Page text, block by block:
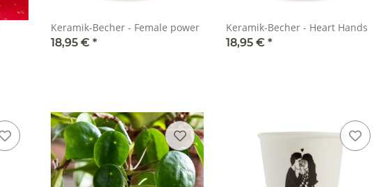
Keramik-Becher - Female power
18,95 € *
Keramik-Becher - Heart Hands
18,95 € *